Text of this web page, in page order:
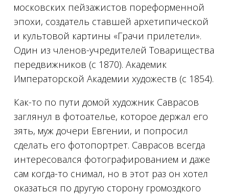
московских пейзажистов пореформенной
эпохи, создатель ставшей архетипической
и культовой картины «Грачи прилетели».
Один из членов-учредителей Товарищества
передвижников (с 1870). Академик
Императорской Академии художеств (с 1854).
Как-то по пути домой художник Саврасов
заглянул в фотоателье, которое держал его
зять, муж дочери Евгении, и попросил
сделать его фотопортрет. Саврасов всегда
интересовался фотографированием и даже
сам когда-то снимал, но в этот раз он хотел
оказаться по другую сторону громоздкого